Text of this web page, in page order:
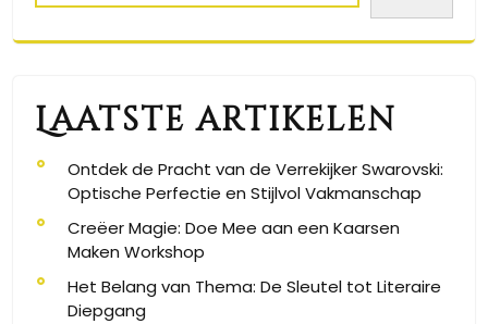
Laatste artikelen
Ontdek de Pracht van de Verrekijker Swarovski:
Optische Perfectie en Stijlvol Vakmanschap
Creëer Magie: Doe Mee aan een Kaarsen
Maken Workshop
Het Belang van Thema: De Sleutel tot Literaire
Diepgang